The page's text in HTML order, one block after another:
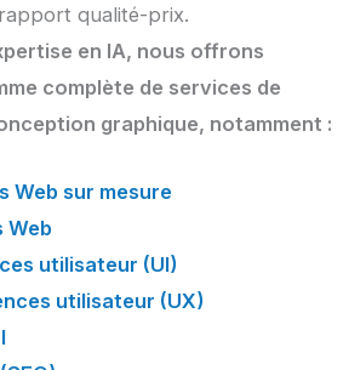
qualité-prix.
en IA, nous offrons
complète de services de
graphique, notamment :
Web sur mesure
Web
utilisateur (UI)
utilisateur (UX)